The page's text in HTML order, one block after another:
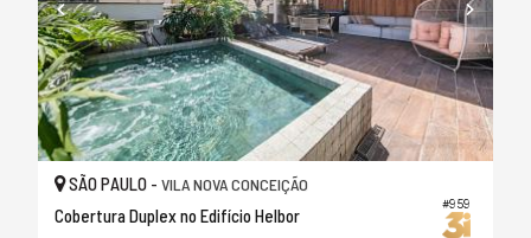
#959
SÃO PAULO - VILA NOVA CONCEIÇÃO
Cobertura Duplex no Edifício Helbor